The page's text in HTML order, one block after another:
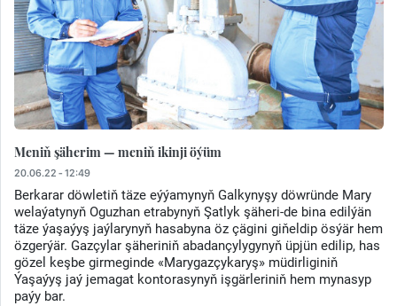
Meniň şäherim — meniň ikinji öýüm
20.06.22 - 12:49
Berkarar döwletiň täze eýýamynyň Galkynyşy döwründe Mary
welaýatynyň Oguzhan etrabynyň Şatlyk şäheri-de bina edilýän
täze ýaşaýyş jaýlarynyň hasabyna öz çägini giňeldip ösýär hem
özgerýär. Gazçylar şäheriniň abadançylygynyň üpjün edilip, has
gözel keşbe girmeginde «Marygazçykaryş» müdirliginiň
Ýaşaýyş jaý jemagat kontorasynyň işgärleriniň hem mynasyp
paýy bar.